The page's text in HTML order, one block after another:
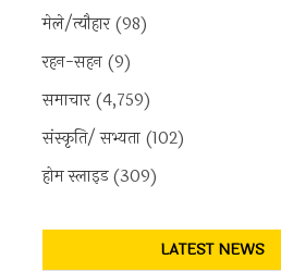
मेले/त्यौहार(98)
रहन-सहन (9)
समाचार(4,759)
संस्कृति/ सभ्यता (102)
होम स्लाइड(309)
LATEST NEWS